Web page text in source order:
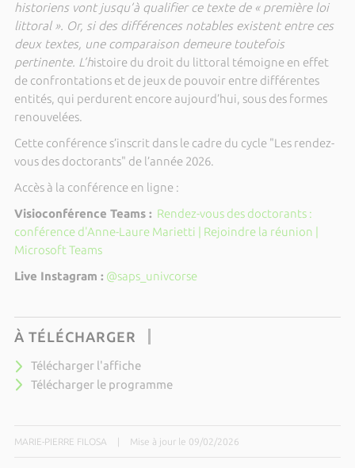
historiens vont jusqu’à qualifier ce texte de « première loi
littoral ». Or, si des différences notables existent entre ces
deux textes, une comparaison demeure toutefois
pertinente. L’histoire du droit du littoral témoigne en effet
de confrontations et de jeux de pouvoir entre différentes
entités, qui perdurent encore aujourd’hui, sous des formes
renouvelées.
Cette conférence s’inscrit dans le cadre du cycle "Les rendez-
vous des doctorants" de l’année 2026.
Accès à la conférence en ligne :
Visioconférence Teams : Rendez-vous des doctorants :
conférence d'Anne-Laure Marietti | Rejoindre la réunion |
Microsoft Teams
Live Instagram : @saps_univcorse
À TÉLÉCHARGER
Télécharger l'affiche
Télécharger le programme
MARIE-PIERRE FILOSA Mise à jour le 09/02/2026